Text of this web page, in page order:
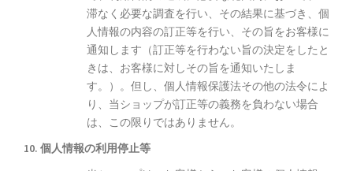
滞なく必要な調査を行い、その結果に基づき、個
人情報の内容の訂正等を行い、その旨をお客様に
通知します（訂正等を行わない旨の決定をしたと
きは、お客様に対しその旨を通知いたしま
す。）。但し、個人情報保護法その他の法令によ
り、当ショップが訂正等の義務を負わない場合
は、この限りではありません。
10. 個人情報の利用停止等